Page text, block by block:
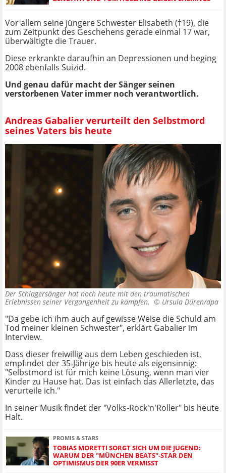
Vor allem seine jüngere Schwester Elisabeth (†19), die
zum Zeitpunkt des Geschehens gerade einmal 17 war,
überwältigte die Trauer.
Diese erkrankte daraufhin an Depressionen und beging
2008 ebenfalls Suizid.
Und genau dafür macht der Sänger seinen
verstorbenen Vater immer noch verantwortlich.
Andreas Gabalier verurteilt den Selbstmord
seines Vaters bis heute
Der Schlagersänger hat noch heute mit den traumatischen
Erlebnissen seiner Vergangenheit zu kämpfen. © Ursula Düren/dpa
"Da gebe ich ihm auch auf gewisse Weise die Schuld am
Tod meiner kleinen Schwester", erklärt Gabalier im
Interview.
Dass dieser freiwillig aus dem Leben geschieden ist,
empfindet der 35-Jährige bis heute als eigensinnig:
"Selbstmord ist für mich keine Lösung, wenn man vier
Kinder zu Hause hat. Das ist einfach das Allerletzte, das
verurteile ich."
In seiner Musik findet der "Volks-Rock'n'Roller" bis heute
Halt.
PROMIS & STARS
TOBIAS MORETTI SORGT SICH UM DIE JUGEND:
WARUM DER "MÜNCHEN BEATS"-STAR DEN
OPTIMISMUS DER 90ER VERMISST